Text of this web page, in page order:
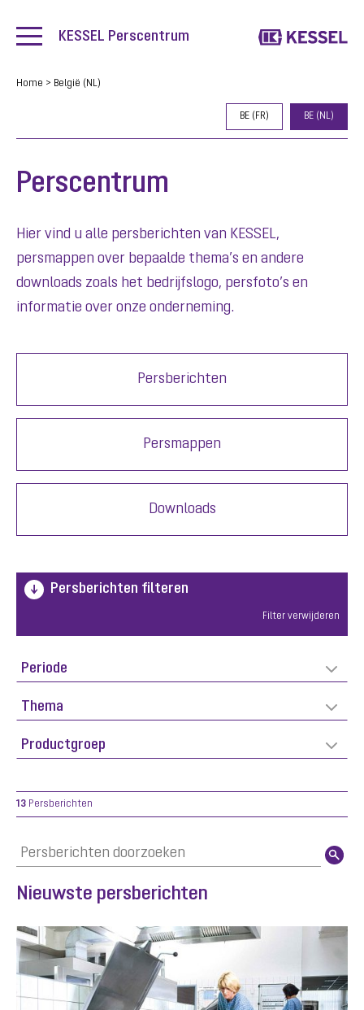
KESSEL Perscentrum
Home > België (NL)
BE (FR) BE (NL)
Perscentrum
Hier vind u alle persberichten van KESSEL,
persmappen over bepaalde thema’s en andere
downloads zoals het bedrijfslogo, persfoto’s en
informatie over onze onderneming.
Persberichten
Persmappen
Downloads
Persberichten filteren
Filter verwijderen
13 Persberichten
Nieuwste persberichten